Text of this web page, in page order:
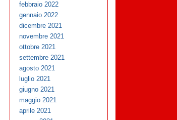
febbraio 2022
gennaio 2022
dicembre 2021
novembre 2021
ottobre 2021
settembre 2021
agosto 2021
luglio 2021
giugno 2021
maggio 2021
aprile 2021